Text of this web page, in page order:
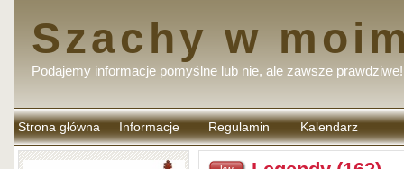
Szachy w
Podajemy informacje pomyślne lub nie, ale zawsze prawdziwe!
Strona główna Informacje Regulamin
komentarzy
Kalendarz